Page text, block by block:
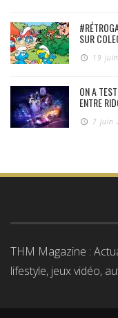
SUR
19
ON A
ENTRE
7 juin
THM Magazine :
lifestyle, jeux vidéo,